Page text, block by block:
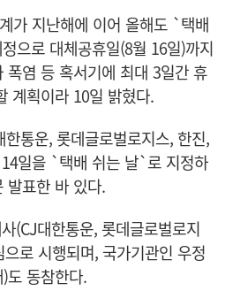
가 지난해에 이어 올해도 `택배
으로 대체공휴일(8월 16일)까지
폭염 등 혹서기에 최대 3일간 휴
계획이라 10일 밝혔다.
통운, 롯데글로벌로지스, 한진,
일을 `택배 쉬는 날`로 지정하
발표한 바 있다.
(CJ대한통운, 롯데글로벌로지
로 시행되며, 국가기관인 우정
도 동참한다.